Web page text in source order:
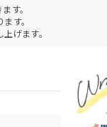
す。
す。
げます。